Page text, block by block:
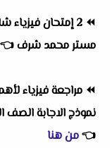
⏪
مستر محمد شرف👈
⏪ مراجعة فيزياء
نموذج الاجابة الصف الثالث
👈من هنا